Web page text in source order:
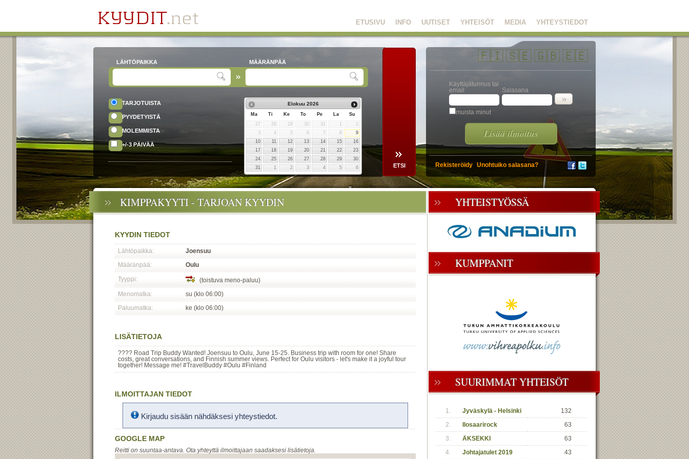
YHTEYSTIEDOT
MEDIA
YHTEISÖT
UUTISET
INFO
ETUSIVU
LÄHTÖPAIKKA MÄÄRÄNPÄÄ
TARJOTUISTA
PYYDETYISTÄ
MOLEMMISTA
+/-3 PÄIVÄÄ
Elokuu 2026
Ma Ti Ke To Pe La
Su
27
28 29 30 31
2
3
4 5 6 7 8
9
10
11 12 13 14 15
16
17
18 19 20 21 22
23
24
25 26 27 28 29
30
31
1 2 3 4 5 6
🇫🇮🇸🇪🇬🇧🇪🇪
Käyttäjätunnus tai
email
Salasana
muista minut
Lisää ilmoitus
Rekisteröidy Unohtuiko salasana?
KIMPPAKYYTI - TARJOAN KYYDIN
KYYDIN TIEDOT
Lähtöpaikka:
Joensuu
Määränpää:
Oulu
Tyyppi:
(toistuva meno-paluu)
Menomatka:
su (klo 06:00)
Paluumatka:
ke (klo 06:00)
LISÄTIETOJA
???? Road Trip Buddy Wanted! Joensuu to Oulu, June 15-25. Business trip with room for one! Share
costs, great conversations, and Finnish summer views. Perfect for Oulu visitors - let's make it a joyful tour
together! Message me! #TravelBuddy #Oulu #Finland
ILMOITTAJAN TIEDOT
Kirjaudu sisään nähdäksesi yhteystiedot.
GOOGLE MAP
Reitti on suuntaa-antava. Ota yhteyttä ilmoittajaan saadaksesi lisätietoja.
YHTEISTYÖSSÄ
KUMPPANIT
SUURIMMAT YHTEISÖT
1. Jyväskylä - Helsinki
132
2.
Ilosaarirock
63
3.
ÄKSEKKI
63
4.
Johtajatulet 2019
43